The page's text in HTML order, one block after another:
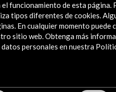
funcionamiento de esta
tipos diferentes de cookies.
En cualquier momento
sitio web. Obtenga más
personales en nuestra